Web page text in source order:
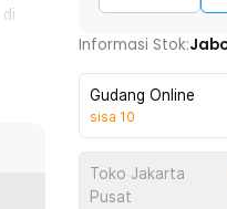
Informasi Stok:
Gudang Online
sisa 10
Toko Jakarta
Pusat